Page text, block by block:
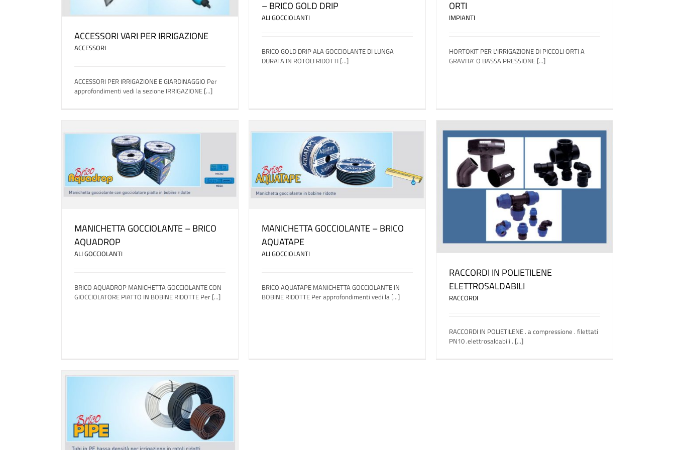
ACCESSORI VARI PER IRRIGAZIONE
ACCESSORI
ACCESSORI PER IRRIGAZIONE E GIARDINAGGIO Per
approfondimenti vedi la sezione IRRIGAZIONE [...]
– BRICO GOLD DRIP
ALI GOCCIOLANTI
BRICO GOLD DRIP ALA GOCCIOLANTE DI LUNGA
DURATA IN ROTOLI RIDOTTI [...]
ORTI
IMPIANTI
HORTOKIT PER L'IRRIGAZIONE DI PICCOLI ORTI A
GRAVITA' O BASSA PRESSIONE [...]
MANICHETTA GOCCIOLANTE – BRICO
AQUADROP
ALI GOCCIOLANTI
BRICO AQUADROP MANICHETTA GOCCIOLANTE CON
GIOCCIOLATORE PIATTO IN BOBINE RIDOTTE Per [...]
MANICHETTA GOCCIOLANTE – BRICO AQUATAPE
ALI GOCCIOLANTI
MANICHETTA GOCCIOLANTE – BRICO
AQUATAPE
ALI GOCCIOLANTI
BRICO AQUATAPE MANICHETTA GOCCIOLANTE IN
BOBINE RIDOTTE Per approfondimenti vedi la [...]
RACCORDI IN POLIETILENE ELETTROSALDABILI
RACCORDI IN POLIETILENE
ELETTROSALDABILI
RACCORDI
RACCORDI IN POLIETILENE . a compressione . filettati
PN10 .elettrosaldabili . [...]